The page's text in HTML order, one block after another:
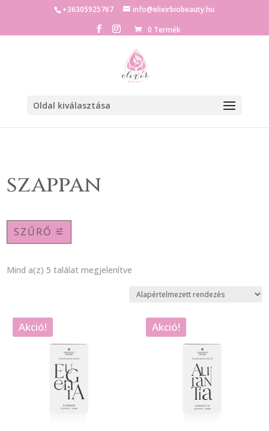
+36305925767
info@elixirbiobeauty.hu
0 Termék
Oldal kiválasztása
szappan
SZŰRŐ
Mind a(z) 5 találat megjelenítve
Akció! Akció!